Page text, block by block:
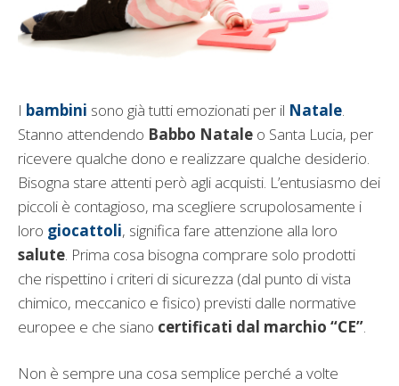
I bambini sono già tutti emozionati per il Natale.
Stanno attendendo Babbo Natale o Santa Lucia, per
ricevere qualche dono e realizzare qualche desiderio.
Bisogna stare attenti però agli acquisti. L’entusiasmo dei
piccoli è contagioso, ma scegliere scrupolosamente i
loro giocattoli, significa fare attenzione alla loro
salute. Prima cosa bisogna comprare solo prodotti
che rispettino i criteri di sicurezza (dal punto di vista
chimico, meccanico e fisico) previsti dalle normative
europee e che siano certificati dal marchio “CE”.
Non è sempre una cosa semplice perché a volte